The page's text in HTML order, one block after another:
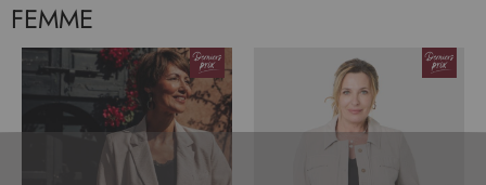
FEMME